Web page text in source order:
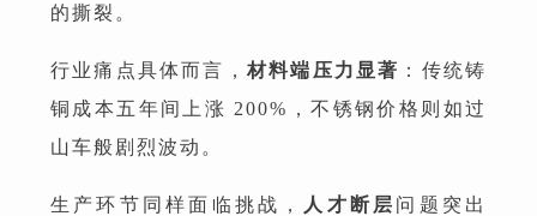
的撕裂。
行业痛点具体而言， 材料端压力显著 ：传统铸
铜成本五年间上涨 200%，不锈钢价格则如过
山车般剧烈波动。
生产环节同样面临挑战， 人才断层 问题突出